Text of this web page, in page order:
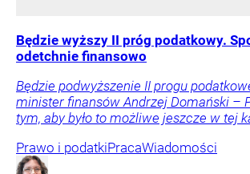
Będzie wyższy II próg podatkowy.
odetchnie finansowo
Będzie podwyższenie II progu
minister finansów Andrzej Domański –
tym, aby było to możliwe jeszcze w tej
Prawo i podatkiPracaWiadomości